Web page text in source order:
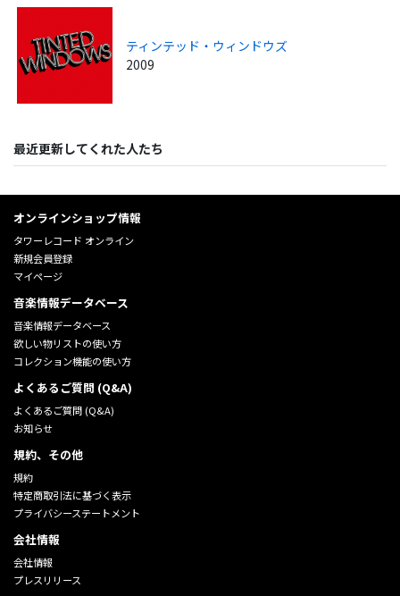
ティンテッド・ウィンドウズ
2009
最近更新してくれた人たち
オンラインショップ情報
タワーレコード オンライン
新規会員登録
マイページ
音楽情報データベース
音楽情報データベース
欲しい物リストの使い方
コレクション機能の使い方
よくあるご質問 (Q&A)
よくあるご質問 (Q&A)
お知らせ
規約、その他
規約
特定商取引法に基づく表示
プライバシーステートメント
会社情報
会社情報
プレスリリース